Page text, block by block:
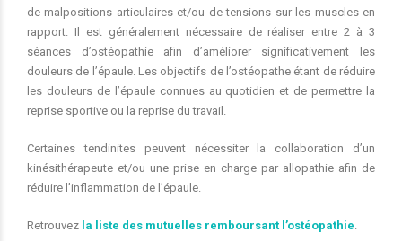
de malpositions articulaires et/ou de tensions sur les muscles en
rapport. Il est généralement nécessaire de réaliser entre 2 à 3
séances d’ostéopathie afin d’améliorer significativement les
douleurs de l’épaule. Les objectifs de l’ostéopathe étant de réduire
les douleurs de l’épaule connues au quotidien et de permettre la
reprise sportive ou la reprise du travail.
Certaines tendinites peuvent nécessiter la collaboration d’un
kinésithérapeute et/ou une prise en charge par allopathie afin de
réduire l’inflammation de l’épaule.
Retrouvez la liste des mutuelles remboursant l’ostéopathie.